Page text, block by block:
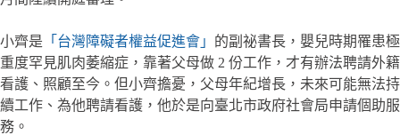
小齊是 「台灣障礙者權益促進會」 的副祕書長，嬰兒時期罹患極
重度罕見肌肉萎縮症，靠著父母做 2 份工作，才有辦法聘請外籍
看護、照顧至今。但小齊擔憂，父母年紀增長，未來可能無法持
續工作、為他聘請看護，他於是向臺北市政府社會局申請個助服
務。